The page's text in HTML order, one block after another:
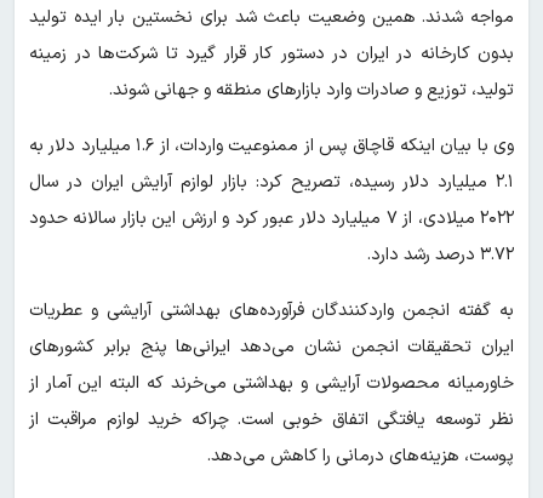
مواجه شدند. همین وضعیت باعث شد برای نخستین بار ایده تولید
بدون کارخانه در ایران در دستور کار قرار گیرد تا شرکت‌ها در زمینه
تولید، توزیع و صادرات وارد بازارهای منطقه و جهانی شوند.
وی با بیان اینکه قاچاق پس از ممنوعیت واردات، از ۱.۶ میلیارد دلار به
۲.۱ میلیارد دلار رسیده، تصریح کرد: بازار لوازم آرایش ایران در سال
۲۰۲۲ میلادی، از ۷ میلیارد دلار عبور کرد و ارزش این بازار سالانه حدود
۳.۷۲ درصد رشد دارد.
به گفته ‌انجمن واردکنندگان فرآورده‌های بهداشتی آرایشی و عطریات
ایران تحقیقات انجمن نشان می‌دهد ایرانی‌ها پنج برابر کشورهای
خاورمیانه محصولات آرایشی و بهداشتی می‌خرند که البته این آمار از
نظر توسعه یافتگی اتفاق خوبی است. چراکه خرید لوازم مراقبت از
پوست، هزینه‌های درمانی را کاهش می‌دهد.